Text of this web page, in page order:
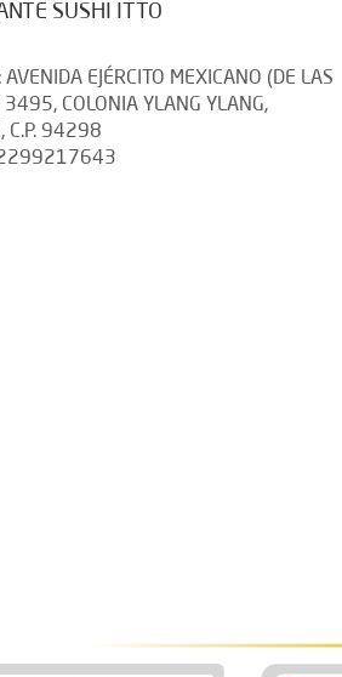
SUSHI ITTO
AVENIDA EJÉRCITO MEXICANO (DE LAS
3495, COLONIA YLANG YLANG,
C.P. 94298